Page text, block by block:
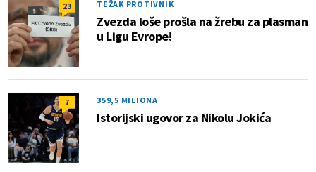
23 TEŽAK PROTIVNIK
Zvezda loše prošla na žrebu za plasman
u Ligu Evrope!
7 359,5 MILIONA
Istorijski ugovor za Nikolu Jokića